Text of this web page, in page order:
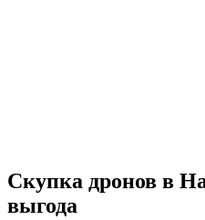
Скупка дронов в
выгода